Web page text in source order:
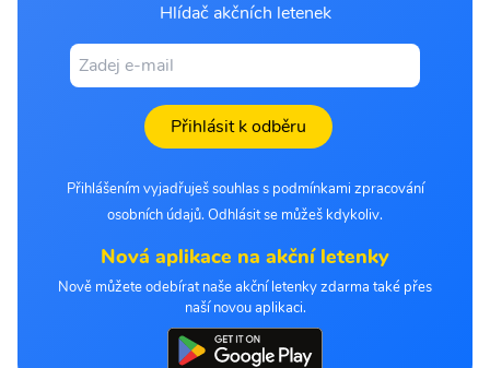
Hlídač akčních letenek
Přihlásit k odběru
Přihlášením vyjadřuješ souhlas s podmínkami zpracování
osobních údajů. Odhlásit se můžeš kdykoliv.
Nová aplikace na akční letenky
Nově můžete odebírat naše akční letenky zdarma také přes
naší novou aplikaci.